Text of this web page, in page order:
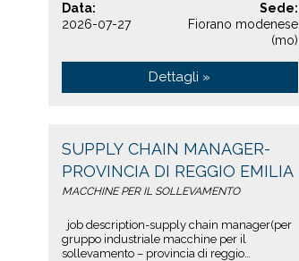
un/una: commerciale junior p...
Data:
2026-07-27
Sede:
Fiorano modenese
(mo)
Dettagli »
SUPPLY CHAIN MANAGER-
PROVINCIA DI REGGIO EMILIA
MACCHINE PER IL SOLLEVAMENTO
job description-supply chain manager(per
gruppo industriale macchine per il
sollevamento – provincia di reggio